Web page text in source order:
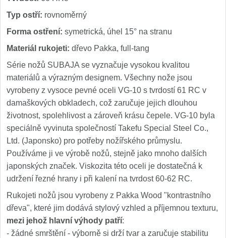
Typ ostří: rovnoměrný
Forma ostření: symetrická, úhel 15° na stranu
Materiál rukojeti: dřevo Pakka, full-tang
Série nožů SUBAJA se vyznačuje vysokou kvalitou
materiálů a výrazným designem. Všechny nože jsou
vyrobeny z vysoce pevné oceli VG-10 s tvrdostí 61 RC v
damaškových obkladech, což zaručuje jejich dlouhou
životnost, spolehlivost a zároveň krásu čepele. VG-10 byla
speciálně vyvinuta společností Takefu Special Steel Co.,
Ltd. (Japonsko) pro potřeby nožířského průmyslu.
Používáme ji ve výrobě nožů, stejně jako mnoho dalších
japonských značek. Viskozita této oceli je dostatečná k
udržení řezné hrany i při kalení na tvrdost 60-62 RC.
Rukojeti nožů jsou vyrobeny z Pakka Wood "kontrastního
dřeva", které jim dodává stylový vzhled a příjemnou texturu,
mezi jehož hlavní výhody patří:
- žádné smrštění - výborně si drží tvar a zaručuje stabilitu